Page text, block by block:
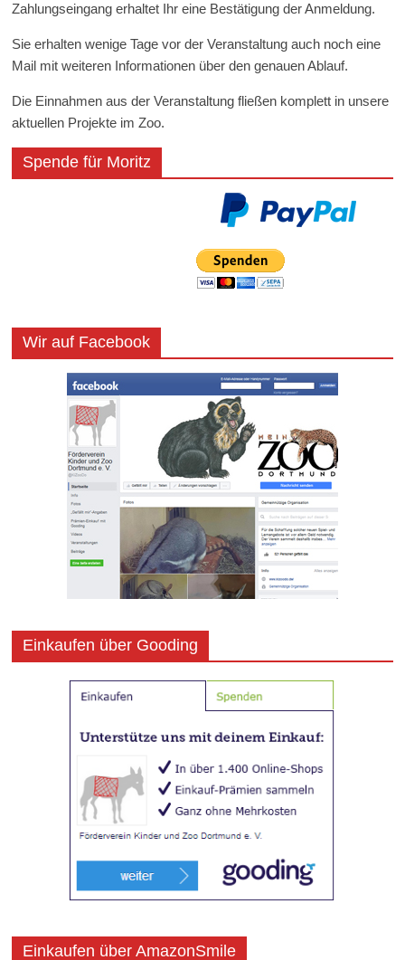
Zahlungseingang erhaltet Ihr eine Bestätigung der Anmeldung.
Sie erhalten wenige Tage vor der Veranstaltung auch noch eine
Mail mit weiteren Informationen über den genauen Ablauf.
Die Einnahmen aus der Veranstaltung fließen komplett in unsere
aktuellen Projekte im Zoo.
Spende für Moritz
Wir auf Facebook
Einkaufen über Gooding
Einkaufen über AmazonSmile